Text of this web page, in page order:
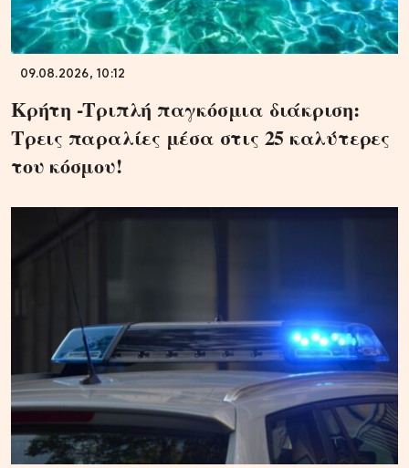
09.08.2026, 10:12
Κρήτη -Τριπλή παγκόσμια διάκριση:
Τρεις παραλίες μέσα στις 25 καλύτερες
του κόσμου!